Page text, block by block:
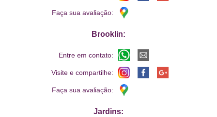
Faça sua avaliação:
Brooklin:
Entre em contato:
Visite e compartilhe:
Faça sua avaliação:
Jardins: